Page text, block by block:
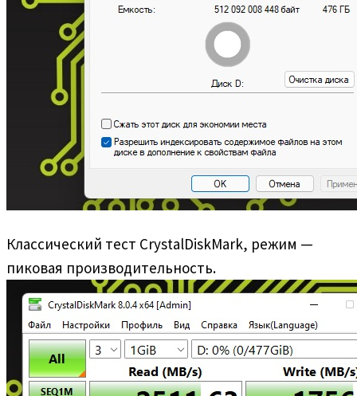
Классический тест CrystalDiskMark, режим —
пиковая производительность.